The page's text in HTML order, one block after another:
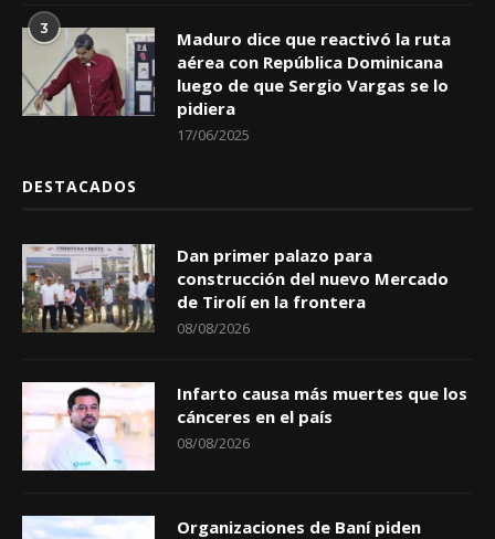
3
Maduro dice que reactivó la ruta
aérea con República Dominicana
luego de que Sergio Vargas se lo
pidiera
17/06/2025
DESTACADOS
Dan primer palazo para
construcción del nuevo Mercado
de Tirolí en la frontera
08/08/2026
Infarto causa más muertes que los
cánceres en el país
08/08/2026
Organizaciones de Baní piden